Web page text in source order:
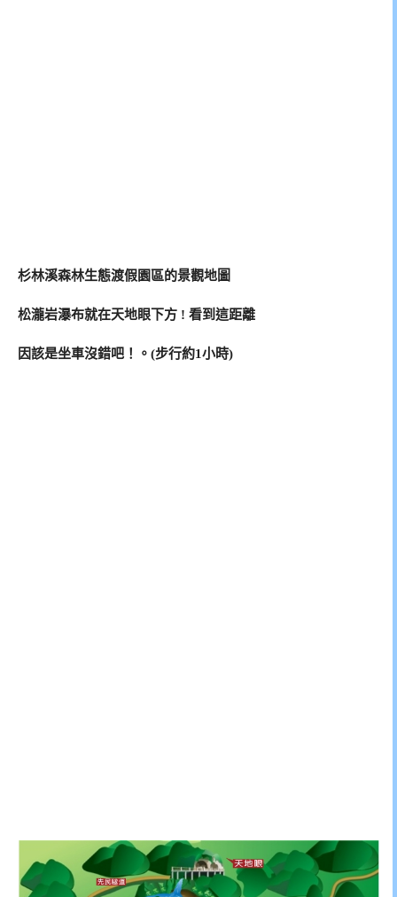
杉林溪森林生態渡假園區的景觀地圖
松瀧岩瀑布就在天地眼下方 ! 看到這距離
因該是坐車沒錯吧！。(步行約1小時)